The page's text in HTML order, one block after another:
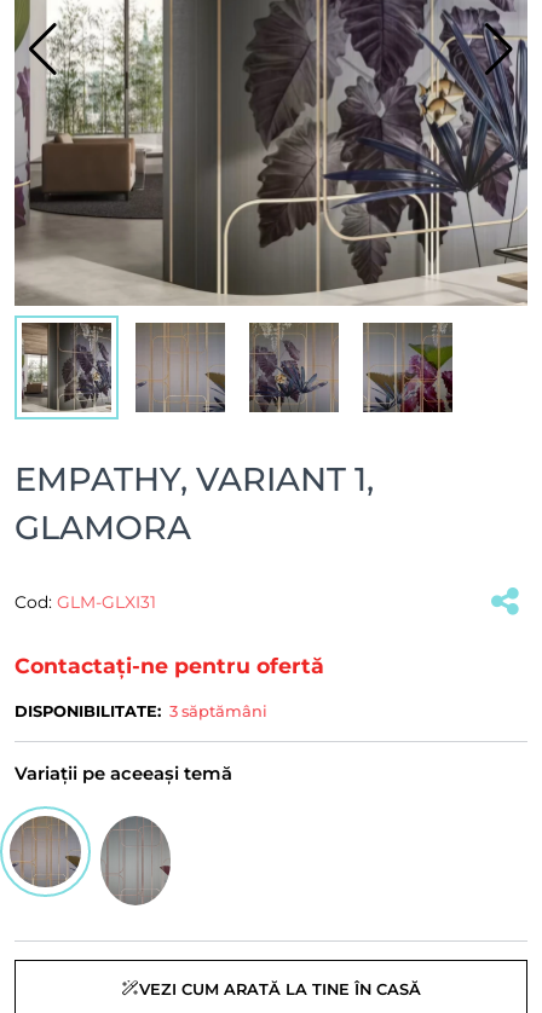
EMPATHY, VARIANT 1,
GLAMORA
Cod: GLM-GLXI31
Contactați-ne pentru ofertă
DISPONIBILITATE: 3 săptămâni
Variații pe aceeași temă
VEZI CUM ARATĂ LA TINE ÎN CASĂ